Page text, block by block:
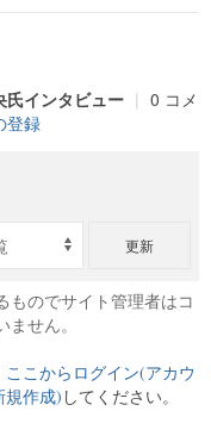
インタビュー | 0 コメ
登録
更新
ものでサイト管理者はコ
せん。
ここからログイン(アカウ
規作成) してください。